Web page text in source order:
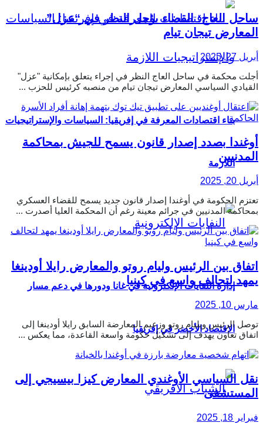
بناء اقتصادات المعرفة في إفريقيا: السياسات والإستراتيجيات
اللازمة
إدارة النفايات الإلكترونية في غانا ودورها في دعم مسار
الاقتصاد الأخضر في إفريقيا
ساحل العاج: القضاء يؤجل النظر في “عزل”
المعارض تيجان تيام
أبريل 27, 2025
أجلت محكمة في ساحل العاج النظر في إجراء يتعلق بإمكانية "عزل"
القيادي السياسي المعارض تيجان تيام من منصبه كرئيس للحزب ...
أوغندا بصدد إصدار قانون يسمح للجيش بمحاكمة
المدنيين
أبريل 20, 2025
تعتزم الحكومة في أوغندا إصدار قانون جديد يسمح للقضاء العسكري
بمحاكمة المدنيين في جرائم معينة رغم أن المحكمة العليا أصدرت ...
اتفاق بين الرئيس وليام روتو والمعارض رايلا أودينغا
يمهد لتحالف واسع في كينيا
مارس 10, 2025
توصل الرئيس ويليام روتو وزعيم المعارضة السابق رايلا أودينغا إلى
اتفاق تعاون يهدف إلى تشكيل حكومة واسعة القاعدة، مما يعكس ...
نقل السياسي الأوغندي المعارض كيزا بيسيجي إلى
المستشفى
فبراير 18, 2025